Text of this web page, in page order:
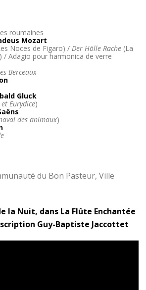
roumaines
Mozart
Noces de Figaro) / Der Hölle Rache(La
/ Adagio pour harmonica de verre
Berceaux
Gluck
Eurydice)
des animaux)
du Bon Pasteur, Ville
la Nuit, dans La Flûte Enchantée
Guy-Baptiste Jaccottet